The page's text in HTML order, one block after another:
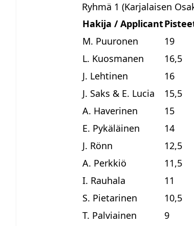
Ryhmä 1 (Karjalaisen
Hakija / Applicant
M. Puuronen
19
L. Kuosmanen
16,5
J. Lehtinen
16
J. Saks & E. Lucia
15,5
A. Haverinen
15
E. Pykäläinen
14
J. Rönn
12,5
A. Perkkiö
11,5
I. Rauhala
11
S. Pietarinen
10,5
T. Palviainen
9